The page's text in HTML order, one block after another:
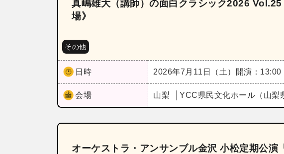
真嶋雄大（講師）の面白クラシック2026
場》
その他
日時 2026年7月11日（土） 開演：13:00
会場 山梨 YCC県民文化ホール（山梨
オーケストラ・アンサンブル金沢 小松定期公演